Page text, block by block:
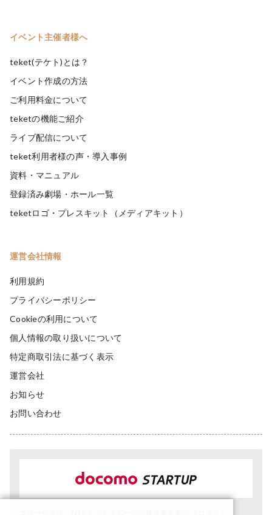
イベント主催者様へ
teket(テケト)とは？
イベント作成の方法
ご利用料金について
teketの機能ご紹介
ライブ配信について
teket利用者様の声・導入事例
資料・マニュアル
登録済み劇場・ホール一覧
teketロゴ・プレスキット（メディアキット）
運営会社情報
利用規約
プライバシーポリシー
Cookieの利用について
個人情報の取り扱いについて
特定商取引法に基づく表示
運営会社
お知らせ
お問い合わせ